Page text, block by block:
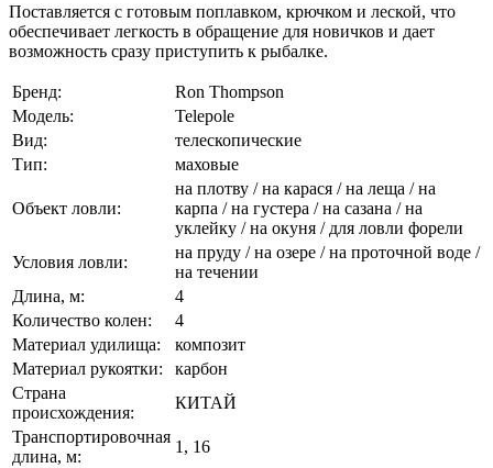
Поставляется с готовым поплавком, крючком и леской, что
обеспечивает легкость в обращение для новичков и дает
возможность сразу приступить к рыбалке.
Бренд:
Ron Thompson
Модель:
Telepole
Вид:
телескопические
Тип:
маховые
Объект ловли:
на плотву / на карася / на леща / на
карпа / на густера / на сазана / на
уклейку / на окуня / для ловли форели
Условия ловли:
на пруду / на озере / на проточной воде /
на течении
Длина, м:
4
Количество колен:
4
Материал удилища:
композит
Материал рукоятки:
карбон
Страна
происхождения:
КИТАЙ
Транспортировочная
длина, м:
1, 16